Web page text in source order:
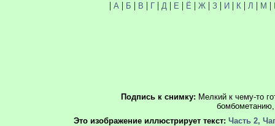
| А | Б | В | Г| Д | Е | Ё | Ж| З| И| К | Л | М |
Подпись к снимку: Мелкий к чему-то
Это изображение иллюстрирует текст: Часть 2,